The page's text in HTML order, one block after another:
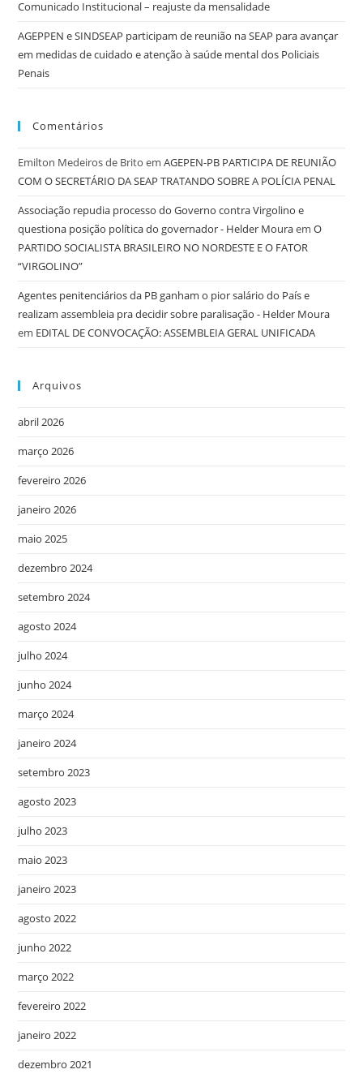
Comunicado Institucional – reajuste da mensalidade
AGEPPEN e SINDSEAP participam de reunião na SEAP para avançar
em medidas de cuidado e atenção à saúde mental dos Policiais
Penais
Comentários
Emilton Medeiros de Brito emAGEPEN-PB PARTICIPA DE REUNIÃO
COM O SECRETÁRIO DA SEAP TRATANDO SOBRE A POLÍCIA PENAL
Associação repudia processo do Governo contra Virgolino e
questiona posição política do governador - Helder MouraemO
PARTIDO SOCIALISTA BRASILEIRO NO NORDESTE E O FATOR
“VIRGOLINO”
Agentes penitenciários da PB ganham o pior salário do País e
realizam assembleia pra decidir sobre paralisação - Helder Moura
em EDITAL DE CONVOCAÇÃO: ASSEMBLEIA GERAL UNIFICADA
Arquivos
abril 2026
março 2026
fevereiro 2026
janeiro 2026
maio 2025
dezembro 2024
setembro 2024
agosto 2024
julho 2024
junho 2024
março 2024
janeiro 2024
setembro 2023
agosto 2023
julho 2023
maio 2023
janeiro 2023
agosto 2022
junho 2022
março 2022
fevereiro 2022
janeiro 2022
dezembro 2021